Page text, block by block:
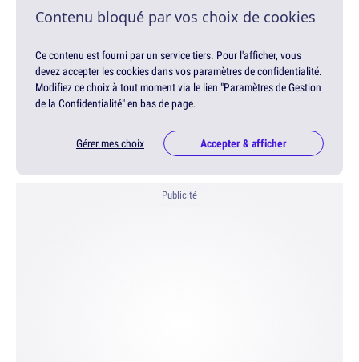
Contenu bloqué par vos choix de cookies
Ce contenu est fourni par un service tiers. Pour l'afficher, vous
devez accepter les cookies dans vos paramètres de confidentialité.
Modifiez ce choix à tout moment via le lien "Paramètres de Gestion
de la Confidentialité" en bas de page.
Gérer mes choix Accepter & afficher
Publicité